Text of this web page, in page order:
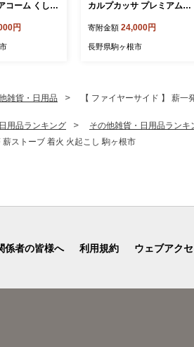
コーム くし
駒ヶ根市
円
カルプカッサ プレミアムブ
ーム カッサ LOVECHROME
さらつや ヘアケア 駒ヶ根市
寄附金額 24,000円
長野県駒ヶ根市
雑貨・日用品 【 ファイヤーサイド 】 薪
用品ランキング
その他雑貨・日用品ランキ
ストーブ 着火 火起こし 駒ヶ根市
係者の皆様へ 利用規約 ウェブアク